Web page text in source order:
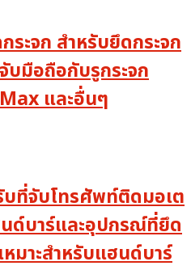
ะจก สำหรับยึดกระจก
มือถือกับรูกระจก
และอื่นๆ
บที่จับโทรศัพท์ติดมอเต
ด์บาร์และอุปกรณ์ที่ยึด
มาะสำหรับแฮนด์บาร์